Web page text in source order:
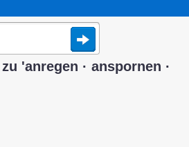
'anregen · anspornen ·